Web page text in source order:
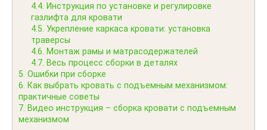
4.4. Инструкция по установке и регулировке
газлифта для кровати
4.5. Укрепление каркаса кровати: установка
траверсы
4.6.
Монтаж рамы и матрасодержателей
4.7. Весь процесс сборки в деталях
5. Ошибки при сборке
6.
Как выбрать кровать с подъемным механизмом:
практичные советы
7. Видео инструкция – сборка кровати с подъемным
механизмом